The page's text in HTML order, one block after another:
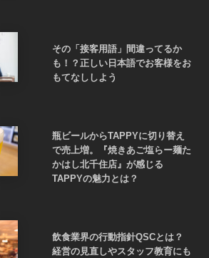
その「接客用語」間違ってるか
も！？正しい日本語でお客様をお
もてなししよう
瓶ビールからTAPPYに切り替え
で売上増。『焼きあご塩らー麺た
かはし北千住店』が感じる
TAPPYの魅力とは？
飲食業界の行動指針QSCとは？
経営の見直しやスタッフ教育にも